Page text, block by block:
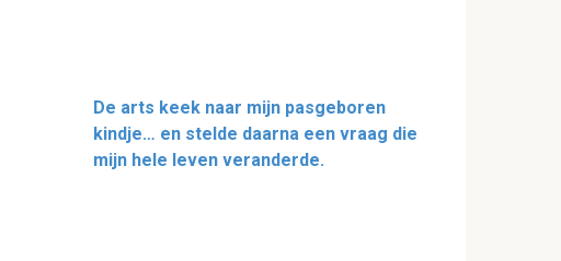
De arts keek naar mijn pasgeboren
kindje… en stelde daarna een vraag die
mijn hele leven veranderde.